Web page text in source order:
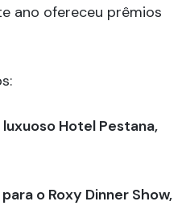
ano ofereceu prêmios
luxuoso Hotel Pestana,
o Roxy Dinner Show,